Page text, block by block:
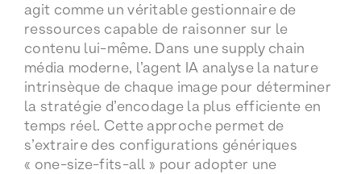
agit comme un véritable gestionnaire de
ressources capable de raisonner sur le
contenu lui-même. Dans une supply chain
média moderne, l’agent IA analyse la nature
intrinsèque de chaque image pour déterminer
la stratégie d’encodage la plus efficiente en
temps réel. Cette approche permet de
s’extraire des configurations génériques
« one-size-fits-all » pour adopter une